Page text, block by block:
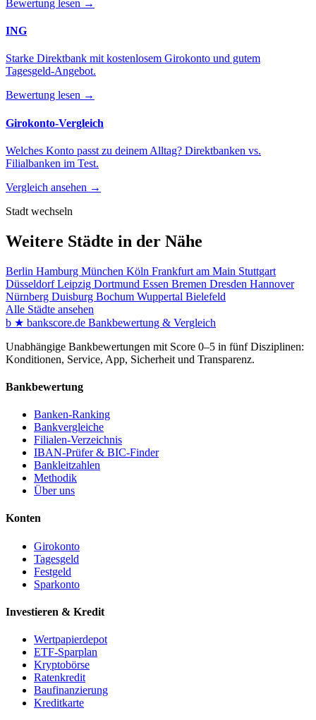
Bewertung lesen →
ING
Starke Direktbank mit kostenlosem Girokonto und gutem
Tagesgeld-Angebot.
Bewertung lesen →
Girokonto-Vergleich
Welches Konto passt zu deinem Alltag? Direktbanken vs.
Filialbanken im Test.
Vergleich ansehen →
Stadt wechseln
Weitere Städte in der Nähe
Berlin Hamburg München Köln Frankfurt am Main Stuttgart
DüsseldorfLeipzig Dortmund Essen Bremen Dresden Hannover
Nürnberg Duisburg Bochum Wuppertal Bielefeld
Alle Städte ansehen
b ★ bankscore.de Bankbewertung & Vergleich
Unabhängige Bankbewertungen mit Score 0–5 in fünf Disziplinen:
Konditionen, Service, App, Sicherheit und Transparenz.
Bankbewertung
Banken-Ranking
Bankvergleiche
Filialen-Verzeichnis
IBAN-Prüfer & BIC-Finder
Bankleitzahlen
Methodik
Über uns
Konten
Girokonto
Tagesgeld
Festgeld
Sparkonto
Investieren & Kredit
Wertpapierdepot
ETF-Sparplan
Kryptobörse
Ratenkredit
Baufinanzierung
Kreditkarte